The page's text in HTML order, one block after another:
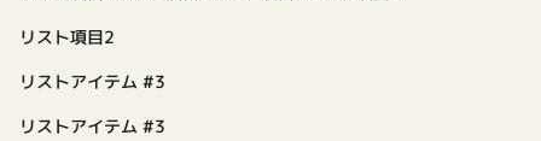
リスト項目2
リストアイテム #3
リストアイテム #3